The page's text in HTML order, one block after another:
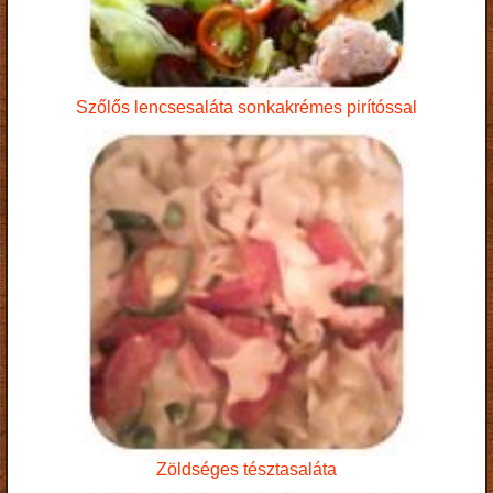
Szőlős lencsesaláta sonkakrémes pirítóssal
Zöldséges tésztasaláta